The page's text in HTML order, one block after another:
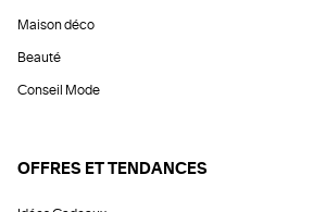
Maison déco
Beauté
Conseil Mode
OFFRES ET TENDANCES